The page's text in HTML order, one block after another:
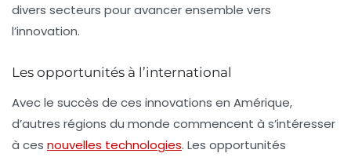
divers secteurs pour avancer ensemble vers
l’innovation.
Les opportunités à l’international
Avec le succès de ces innovations en Amérique,
d’autres régions du monde commencent à s’intéresser
à ces nouvelles technologies. Les opportunités